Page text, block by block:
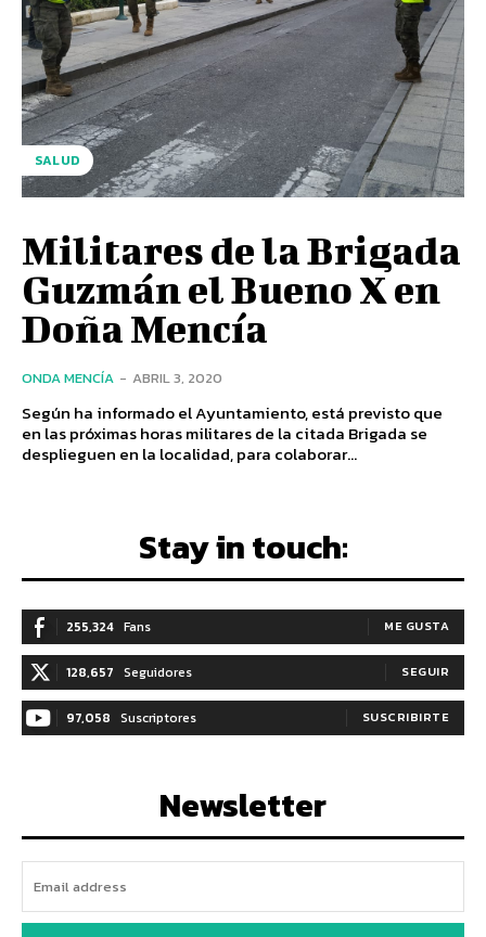
SALUD
Militares de la Brigada
Guzmán el Bueno X en
Doña Mencía
ONDA MENCÍA - ABRIL 3, 2020
Según ha informado el Ayuntamiento, está previsto que
en las próximas horas militares de la citada Brigada se
desplieguen en la localidad, para colaborar...
Stay in touch:
255,324 Fans ME GUSTA
128,657 Seguidores SEGUIR
97,058 Suscriptores SUSCRIBIRTE
Newsletter